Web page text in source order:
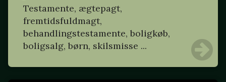
Testamente, ægtepagt,
fremtidsfuldmagt,
behandlingstestamente, boligkøb,
boligsalg, børn, skilsmisse ...